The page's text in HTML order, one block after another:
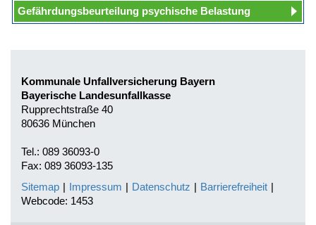
Gefährdungsbeurteilung psychische Belastung
Kommunale Unfallversicherung Bayern
Bayerische Landesunfallkasse
Rupprechtstraße 40
80636 München
Tel.: 089 36093-0
Fax: 089 36093-135
Sitemap | Impressum | Datenschutz | Barrierefreiheit |
Webcode: 1453